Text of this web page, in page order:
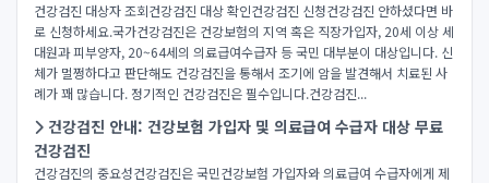
건강검진 대상자 조회건강검진 대상 확인건강검진 신청건강검진 안하셨다면 바
로 신청하세요.국가건강검진은 건강보험의 지역 혹은 직장가입자, 20세 이상 세
대원과 피부양자, 20~64세의 의료급여수급자 등 국민 대부분이 대상입니다. 신
체가 멀쩡하다고 판단해도 건강검진을 통해서 조기에 암을 발견해서 치료된 사
례가 꽤 많습니다. 정기적인 건강검진은 필수입니다.건강검진...
건강검진 안내: 건강보험 가입자 및 의료급여 수급자 대상 무료
건강검진
건강검진의 중요성건강검진은 국민건강보험 가입자와 의료급여 수급자에게 제